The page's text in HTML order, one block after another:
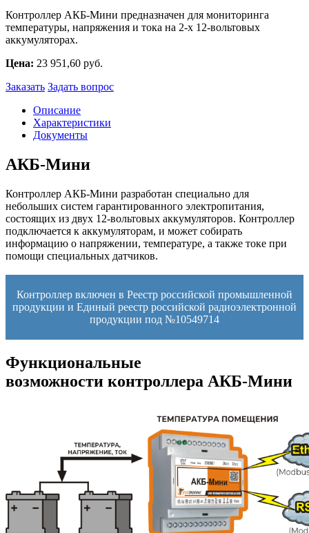
Контроллер АКБ-Мини предназначен для мониторинга
температуры, напряжения и тока на 2-х 12-вольтовых
аккумуляторах.
Цена: 23 951,60 руб.
Заказать Задать вопрос
Описание
Характеристики
Документы
АКБ-Мини
Контроллер АКБ-Мини разработан специально для
небольших систем гарантированного электропитания,
состоящих из двух 12-вольтовых аккумуляторов. Контроллер
подключается к аккумуляторам, и может собирать
информацию о напряжении, температуре, а также токе при
помощи специальных датчиков.
Контроллер включен в Реестр российской промышленной
продукции и Единый реестр российской радиоэлектронной
продукции под №10549714
Функциональные
возможности контроллера АКБ-Мини